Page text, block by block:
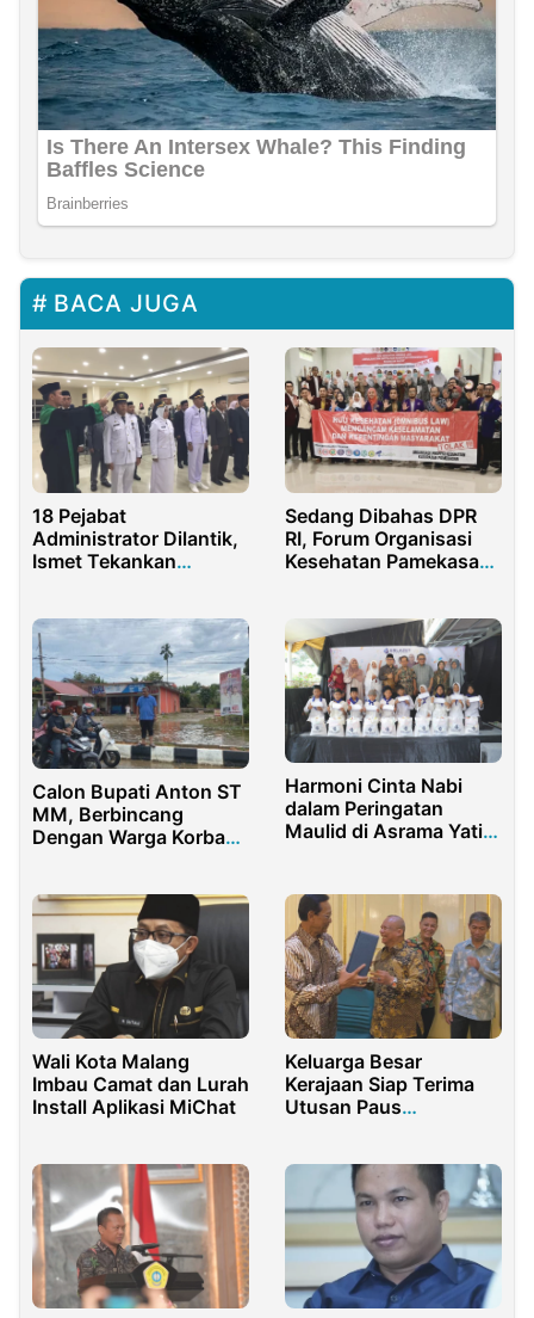
BACA JUGA
18 Pejabat
Administrator Dilantik,
Ismet Tekankan
Sedang Dibahas DPR
RI, Forum Organisasi
Kesehatan Pamekasan
Calon Bupati Anton ST
MM, Berbincang
Dengan Warga Korban
yang Dibahas?
Harmoni Cinta Nabi
dalam Peringatan
Maulid di Asrama Yatim
Wali Kota Malang
Imbau Camat dan Lurah
Install Aplikasi MiChat
Keluarga Besar
Kerajaan Siap Terima
Utusan Paus